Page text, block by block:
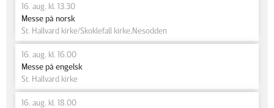
16. aug. kl. 13.30
Messe på norsk
St. Hallvard kirke/Skoklefall kirke,Nesodden
16. aug. kl. 16.00
Messe på engelsk
St. Hallvard kirke
16. aug. kl. 18.00